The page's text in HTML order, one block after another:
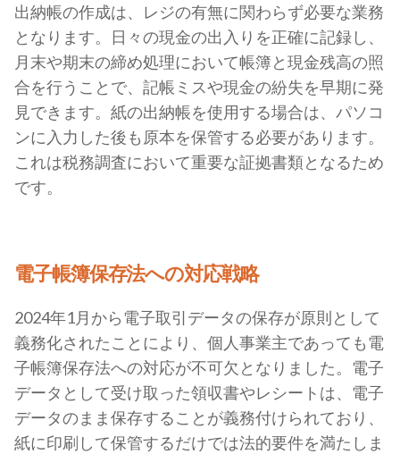
出納帳の作成は、レジの有無に関わらず必要な業務
となります。日々の現金の出入りを正確に記録し、
月末や期末の締め処理において帳簿と現金残高の照
合を行うことで、記帳ミスや現金の紛失を早期に発
見できます。紙の出納帳を使用する場合は、パソコ
ンに入力した後も原本を保管する必要があります。
これは税務調査において重要な証拠書類となるため
です。
電子帳簿保存法への対応戦略
2024年1月から電子取引データの保存が原則として
義務化されたことにより、個人事業主であっても電
子帳簿保存法への対応が不可欠となりました。電子
データとして受け取った領収書やレシートは、電子
データのまま保存することが義務付けられており、
紙に印刷して保管するだけでは法的要件を満たしま